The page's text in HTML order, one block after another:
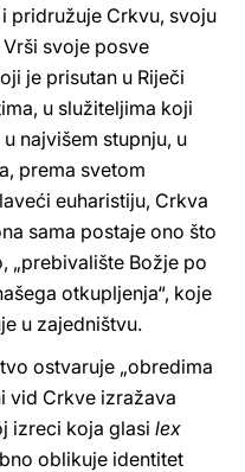
pridružuje Crkvu, svoju
svoje posve
je prisutan u Riječi
u služiteljima koji
najvišem stupnju, u
prema svetom
euharistiju, Crkva
sama postaje ono što
„prebivalište Božje po
otkupljenja“, koje
u zajedništvu.
ostvaruje „obredima
vid Crkve izražava
izreci koja glasi lex
oblikuje identitet